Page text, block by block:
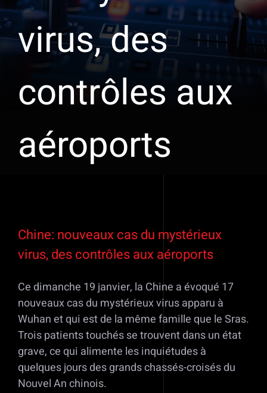
virus, des
contrôles aux
aéroports
l'image
agrandie
Chine: nouveaux cas du mystérieux
virus, des contrôles aux aéroports
Ce dimanche 19 janvier, la Chine a évoqué 17
nouveaux cas du mystérieux virus apparu à
Wuhan et qui est de la même famille que le Sras.
Trois patients touchés se trouvent dans un état
grave, ce qui alimente les inquiétudes à
quelques jours des grands chassés-croisés du
Nouvel An chinois.